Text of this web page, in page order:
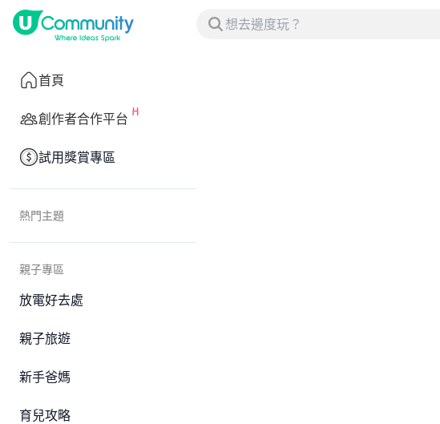
首頁
創作者合作平台
試用獎賞專區
熱門主題
親子專區
放電好去處
親子旅遊
新手爸媽
育兒攻略